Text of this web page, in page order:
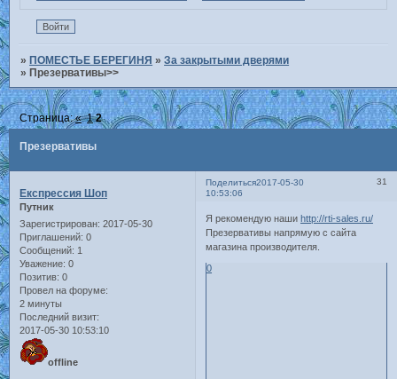
»ПОМЕСТЬЕ БЕРЕГИНЯ »За закрытыми дверями
»Презервативы>>
Презервативы
Страница:« 1 2
Поделиться 31
2017-05-30
10:53:06
Експрессия Шоп
Путник
Зарегистрирован: 2017-05-30
Приглашений: 0
Сообщений: 1
Уважение: 0
Позитив: 0
Провел на форуме:
2 минуты
Последний визит:
2017-05-30 10:53:10
offline
Я рекомендую наши http://rti-sales.ru/
Презервативы напрямую с сайта
магазина производителя.
0